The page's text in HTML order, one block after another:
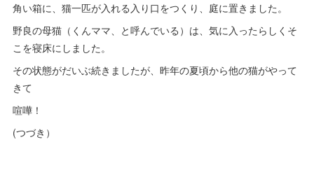
角い箱に、猫一匹が入れる入り口をつくり、庭に置きました。
野良の母猫（くんママ、と呼んでいる）は、気に入ったらしくそ
こを寝床にしました。
その状態がだいぶ続きましたが、昨年の夏頃から他の猫がやって
きて
喧嘩！
(つづき）